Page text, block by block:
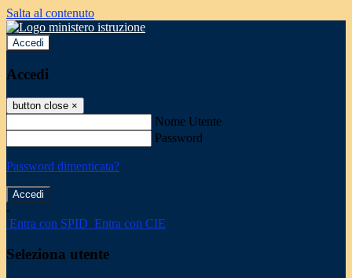
Salta al contenuto
Accedi
Accedi
button close ×
Nome Utente
Password
Password dimenticata?
-
Entra con SPID Entra con CIE
Seleziona utente